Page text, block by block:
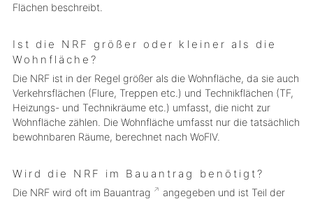
Flächen beschreibt.
Ist die NRF größer oder kleiner als die
Wohnfläche?
Die NRF ist in der Regel größer als die Wohnfläche, da sie auch
Verkehrsflächen (Flure, Treppen etc.) und Technikflächen (TF,
Heizungs- und Technikräume etc.) umfasst, die nicht zur
Wohnfläche zählen. Die Wohnfläche umfasst nur die tatsächlich
bewohnbaren Räume, berechnet nach WoFlV.
Wird die NRF im Bauantrag benötigt?
Die NRF wird oft im Bauantrag
angegeben und ist Teil der